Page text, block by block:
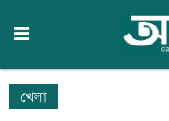
খেলা